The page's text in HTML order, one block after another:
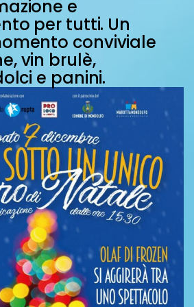
e
per tutti. Un
conviviale
vin brulè,
e panini.